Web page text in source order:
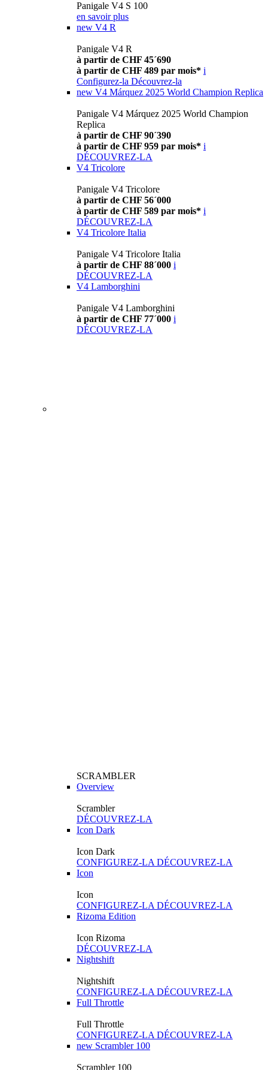
Panigale V4 S 100
en savoir plus
new V4 R
Panigale V4 R
à partir de CHF 45´690
à partir de CHF 489 par mois* i
Configurez-la Découvrez-la
new V4 Márquez 2025 World Champion Replica
Panigale V4 Márquez 2025 World Champion
Replica
à partir de CHF 90´390
à partir de CHF 959 par mois* i
DÉCOUVREZ-LA
V4 Tricolore
Panigale V4 Tricolore
à partir de CHF 56´000
à partir de CHF 589 par mois* i
DÉCOUVREZ-LA
V4 Tricolore Italia
Panigale V4 Tricolore Italia
à partir de CHF 88´000 i
DÉCOUVREZ-LA
V4 Lamborghini
Panigale V4 Lamborghini
à partir de CHF 77´000 i
DÉCOUVREZ-LA
SCRAMBLER
Overview
Scrambler
DÉCOUVREZ-LA
Icon Dark
Icon Dark
CONFIGUREZ-LA DÉCOUVREZ-LA
Icon
Icon
CONFIGUREZ-LA DÉCOUVREZ-LA
Rizoma Edition
Icon Rizoma
DÉCOUVREZ-LA
Nightshift
Nightshift
CONFIGUREZ-LA DÉCOUVREZ-LA
Full Throttle
Full Throttle
CONFIGUREZ-LA DÉCOUVREZ-LA
new Scrambler 100
Scrambler 100